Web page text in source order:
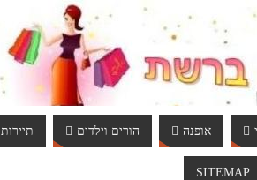
אופנה הורים וילדים תיירות
SITEMAP